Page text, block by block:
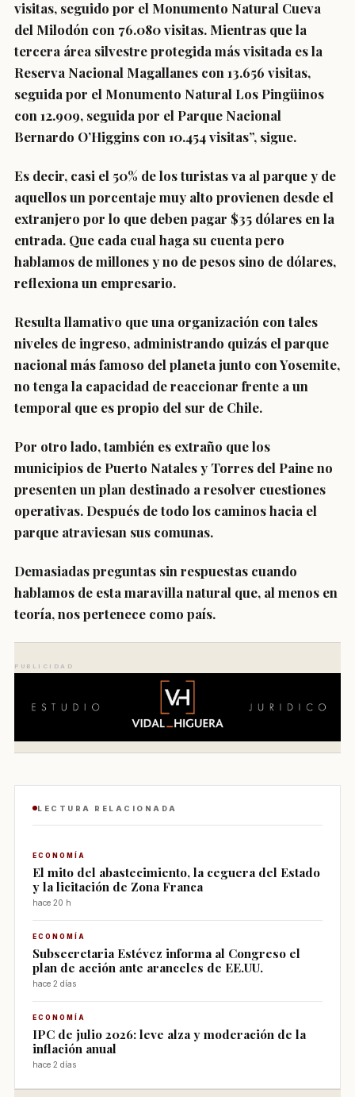
visitas, seguido por el Monumento Natural Cueva
del Milodón con 76.080 visitas. Mientras que la
tercera área silvestre protegida más visitada es la
Reserva Nacional Magallanes con 13.656 visitas,
seguida por el Monumento Natural Los Pingüinos
con 12.909, seguida por el Parque Nacional
Bernardo O’Higgins con 10.454 visitas”, sigue.
Es decir, casi el 50% de los turistas va al parque y de
aquellos un porcentaje muy alto provienen desde el
extranjero por lo que deben pagar $35 dólares en la
entrada. Que cada cual haga su cuenta pero
hablamos de millones y no de pesos sino de dólares,
reflexiona un empresario.
Resulta llamativo que una organización con tales
niveles de ingreso, administrando quizás el parque
nacional más famoso del planeta junto con Yosemite,
no tenga la capacidad de reaccionar frente a un
temporal que es propio del sur de Chile.
Por otro lado, también es extraño que los
municipios de Puerto Natales y Torres del Paine no
presenten un plan destinado a resolver cuestiones
operativas. Después de todo los caminos hacia el
parque atraviesan sus comunas.
Demasiadas preguntas sin respuestas cuando
hablamos de esta maravilla natural que, al menos en
teoría, nos pertenece como país.
PUBLICIDAD
LECTURA RELACIONADA
ECONOMÍA
El mito del abastecimiento, la ceguera del Estado
y la licitación de Zona Franca
hace 20 h
ECONOMÍA
Subsecretaria Estévez informa al Congreso el
plan de acción ante aranceles de EE.UU.
hace 2 días
ECONOMÍA
IPC de julio 2026: leve alza y moderación de la
inflación anual
hace 2 días